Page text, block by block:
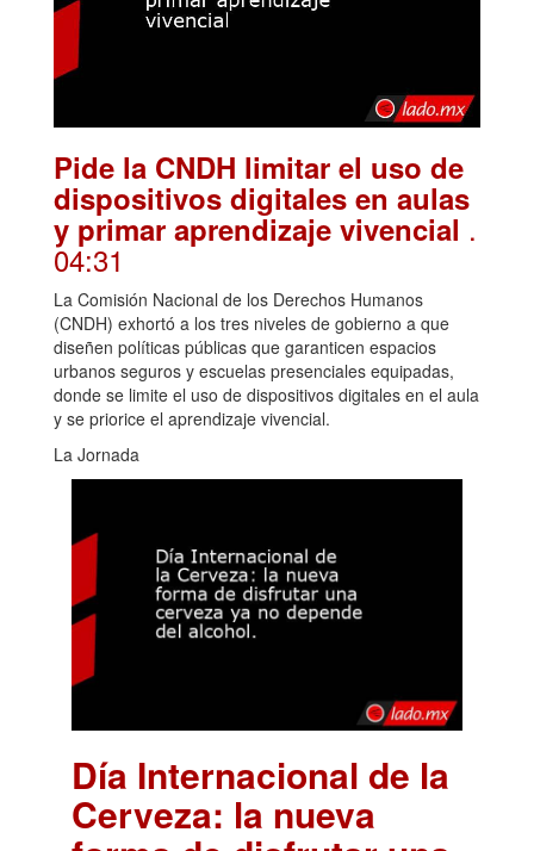
Pide la CNDH limitar el uso de
dispositivos digitales en aulas
y primar aprendizaje vivencial .
04:31
La Comisión Nacional de los Derechos Humanos
(CNDH) exhortó a los tres niveles de gobierno a que
diseñen políticas públicas que garanticen espacios
urbanos seguros y escuelas presenciales equipadas,
donde se limite el uso de dispositivos digitales en el aula
y se priorice el aprendizaje vivencial.
La Jornada
Día Internacional de la
Cerveza: la nueva